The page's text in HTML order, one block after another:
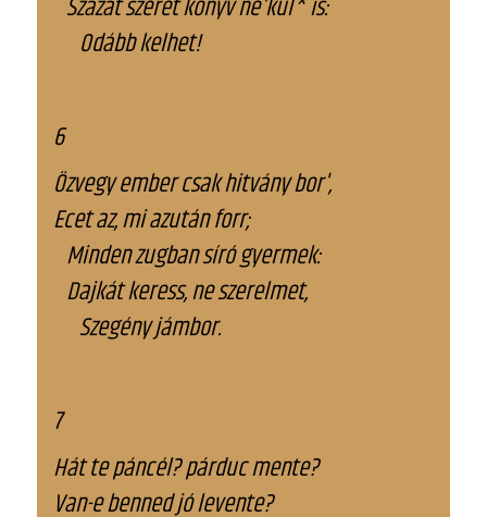
Százat szeret könyv ne'kűl* is:
Odább kelhet!
6
Özvegy ember csak hitvány bor',
Ecet az, mi azután forr;
Minden zugban síró gyermek:
Dajkát keress, ne szerelmet,
Szegény jámbor.
7
Hát te páncél? párduc mente?
Van-e benned jó levente?